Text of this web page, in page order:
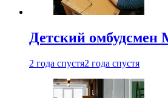
Детский омбудсмен
2 года спустя2 года спустя